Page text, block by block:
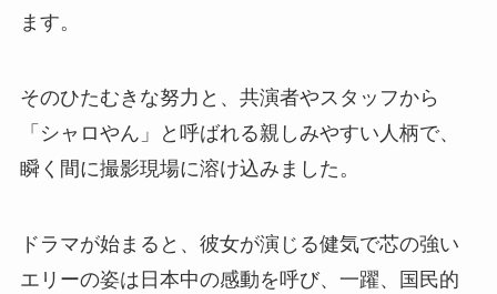
ます。
そのひたむきな努力と、共演者やスタッフから
「シャロやん」と呼ばれる親しみやすい人柄で、
瞬く間に撮影現場に溶け込みました。
ドラマが始まると、彼女が演じる健気で芯の強い
エリーの姿は日本中の感動を呼び、一躍、国民的